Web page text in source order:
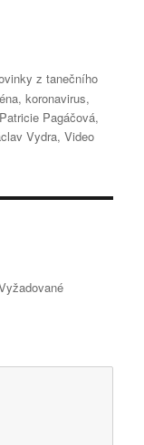
z tanečního
,koronavirus,
Patricie Pagáčová,
Vydra,Video